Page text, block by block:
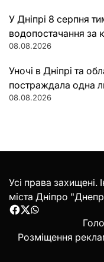
У Дніпрі 8 серпня
водопостачання за
08.08.2026
Уночі в Дніпрі та
постраждала одна
08.08.2026
Усі права
міста Дніпро
Facebook
Twitter
WhatsApp
Розміщення